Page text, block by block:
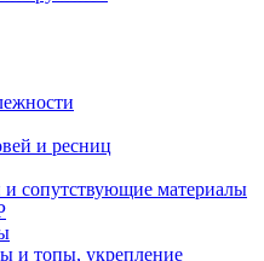
и ресниц
сопутствующие материалы
и топы, укрепление